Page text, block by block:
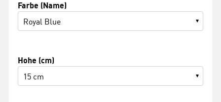
Farbe (Name)
Royal Blue
Hohe (cm)
15 cm